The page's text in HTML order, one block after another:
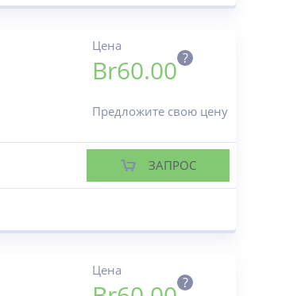
Цена
Br60.00 ?
Предложите свою цену
ЗАПРОС
Цена
?